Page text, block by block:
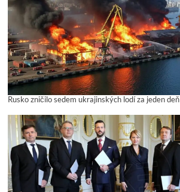
Rusko zničilo sedem ukrajinských lodí za jeden deň